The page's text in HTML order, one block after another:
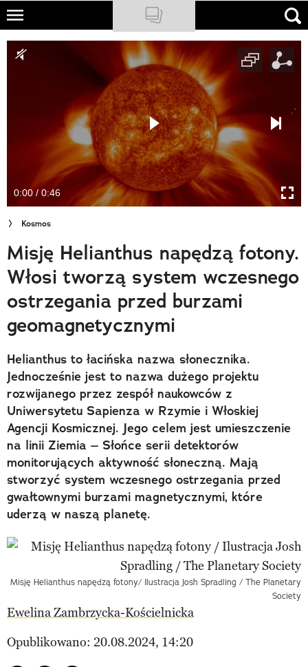
Skip
main
NATIONAL GEOGRAPHIC
Newsletter
Cuda Polski
Wielki Konkurs Fotograficzny
Trendbook Podróżniczy
Polecane
0:00 / 0:46
Kosmos
Misję Helianthus napędzą fotony.
Włosi tworzą system wczesnego
ostrzegania przed burzami
geomagnetycznymi
Helianthus to łacińska nazwa słonecznika.
Jednocześnie jest to nazwa dużego projektu
rozwijanego przez zespół naukowców z
Uniwersytetu Sapienza w Rzymie i Włoskiej
Agencji Kosmicznej. Jego celem jest umieszczenie
na linii Ziemia – Słońce serii detektorów
monitorujących aktywność słoneczną. Mają
stworzyć system wczesnego ostrzegania przed
gwałtownymi burzami magnetycznymi, które
uderzą w naszą planetę.
Misję Helianthus napędzą fotony/ Ilustracja Josh Spradling / The Planetary
Society
Ewelina Zambrzycka-Kościelnicka
Opublikowano: 20.08.2024, 14:20